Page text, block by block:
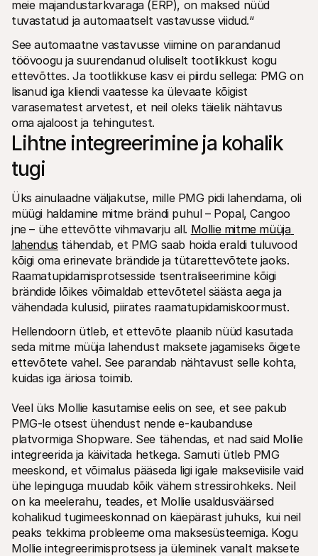
meie majandustarkvaraga (ERP), on maksed nüüd
tuvastatud ja automaatselt vastavusse viidud.“
See automaatne vastavusse viimine on parandanud
töövoogu ja suurendanud oluliselt tootlikkust kogu
ettevõttes. Ja tootlikkuse kasv ei piirdu sellega: PMG on
lisanud iga kliendi vaatesse ka ülevaate kõigist
varasematest arvetest, et neil oleks täielik nähtavus
oma ajaloost ja tehingutest.
Lihtne integreerimine ja kohalik
tugi
Üks ainulaadne väljakutse, mille PMG pidi lahendama, oli
müügi haldamine mitme brändi puhul – Popal, Cangoo
jne – ühe ettevõtte vihmavarju all. Mollie mitme müüja
lahendus tähendab, et PMG saab hoida eraldi tuluvood
kõigi oma erinevate brändide ja tütarettevõtete jaoks.
Raamatupidamisprotsesside tsentraliseerimine kõigi
brändide lõikes võimaldab ettevõtetel säästa aega ja
vähendada kulusid, piirates raamatupidamiskoormust.
Hellendoorn ütleb, et ettevõte plaanib nüüd kasutada
seda mitme müüja lahendust maksete jagamiseks õigete
ettevõtete vahel. See parandab nähtavust selle kohta,
kuidas iga äriosa toimib.
Veel üks Mollie kasutamise eelis on see, et see pakub
PMG-le otsest ühendust nende e-kaubanduse
platvormiga Shopware. See tähendas, et nad said Mollie
integreerida ja käivitada hetkega. Samuti ütleb PMG
meeskond, et võimalus pääseda ligi igale makseviisile vaid
ühe lepinguga muudab kõik vähem stressirohkeks. Neil
on ka meelerahu, teades, et Mollie usaldusväärsed
kohalikud tugimeeskonnad on käepärast juhuks, kui neil
peaks tekkima probleeme oma maksesüsteemiga. Kogu
Mollie integreerimisprotsess ja üleminek vanalt maksete